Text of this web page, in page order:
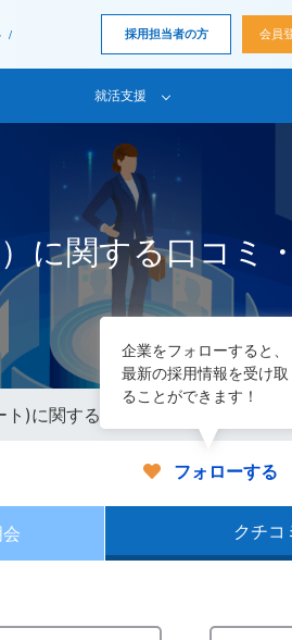
採用担当者の方
会員
就活支援
に関する口コミ
)に関する口コミ
フォローする
企業をフォローすると、
最新の採用情報を受け取
ることができます！
クチコ